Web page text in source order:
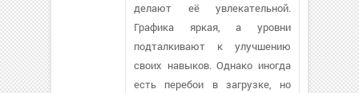
делают её увлекательной.
Графика яркая, а уровни
подталкивают к улучшению
своих навыков. Однако иногда
есть перебои в загрузке, но